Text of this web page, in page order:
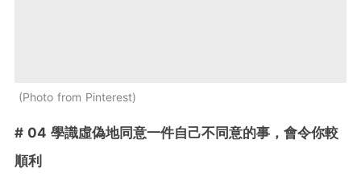
Photo from Pinterest
# 04 學識虛偽地同意一件自己不同意的事，會令你較
順利